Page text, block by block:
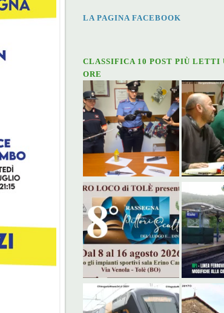
LA PAGINA FACEBOOK
CLASSIFICA 10 POST PIÙ LETTI
ORE